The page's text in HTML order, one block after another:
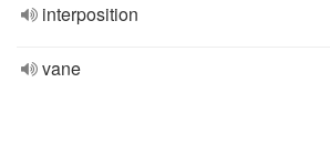
interposition
vane